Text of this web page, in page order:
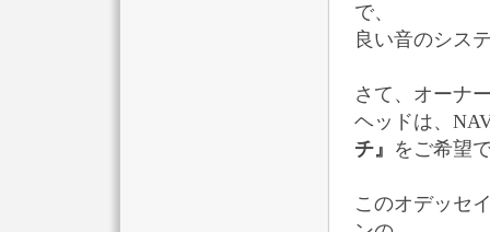
で、
良い音のシス
さて、オーナ
ヘッドは、
チ』 をご希望
このオデッセ